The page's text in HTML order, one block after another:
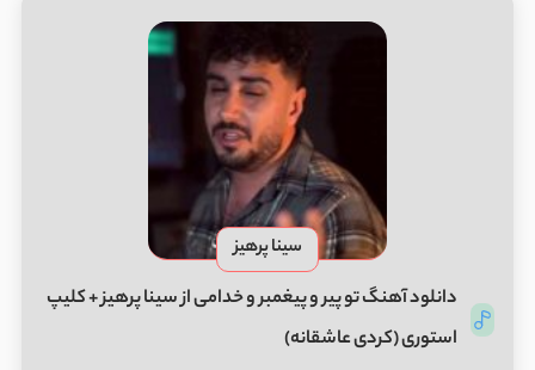
سینا پرهیز
دانلود آهنگ تو پیر و پیغمبر و خدامی از سینا پرهیز + کلیپ
استوری (کردی عاشقانه)